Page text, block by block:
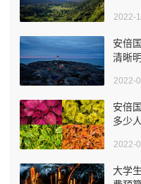
2022-
安倍
清晰
2022-
安倍
多少
2022-
大学